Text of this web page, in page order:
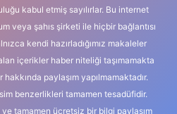
kabul etmiş sayılırlar. Bu internet
veya şahıs şirketi ile hiçbir bağlantısı
kendi hazırladığımız makaleler
içerikler haber niteliği taşımamakta
paylaşım yapılmamaktadır.
benzerlikleri tamamen tesadüfidir.
tamamen ücretsiz bir bilgi paylaşım